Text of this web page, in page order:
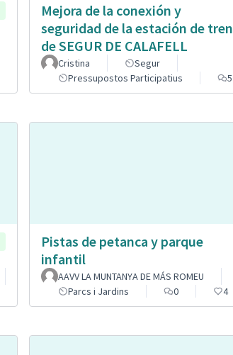
Mejora de la conexión y
seguridad de la estación de tren
de SEGUR DE CALAFELL
Cristina
Segur
Pressupostos Participatius
5
Pistas de petanca y parque
infantil
AAVV LA MUNTANYA DE MÁS ROMEU
Parcs i Jardins
0 4